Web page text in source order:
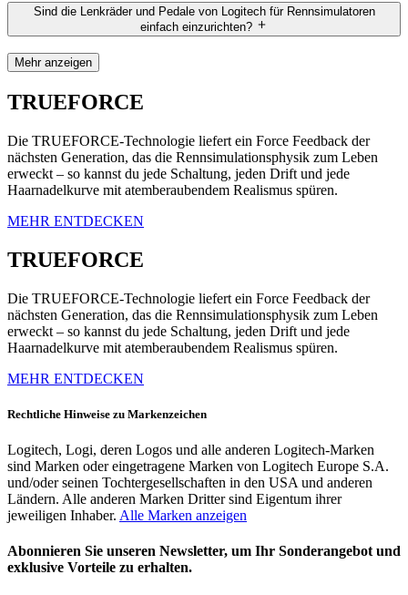
Sind die Lenkräder und Pedale von Logitech für Rennsimulatoren
einfach einzurichten?
Mehr anzeigen
TRUEFORCE
Die TRUEFORCE-Technologie liefert ein Force Feedback der
nächsten Generation, das die Rennsimulationsphysik zum Leben
erweckt – so kannst du jede Schaltung, jeden Drift und jede
Haarnadelkurve mit atemberaubendem Realismus spüren.
MEHR ENTDECKEN
TRUEFORCE
Die TRUEFORCE-Technologie liefert ein Force Feedback der
nächsten Generation, das die Rennsimulationsphysik zum Leben
erweckt – so kannst du jede Schaltung, jeden Drift und jede
Haarnadelkurve mit atemberaubendem Realismus spüren.
MEHR ENTDECKEN
Rechtliche Hinweise zu Markenzeichen
Logitech, Logi, deren Logos und alle anderen Logitech-Marken
sind Marken oder eingetragene Marken von Logitech Europe S.A.
und/oder seinen Tochtergesellschaften in den USA und anderen
Ländern. Alle anderen Marken Dritter sind Eigentum ihrer
jeweiligen Inhaber. Alle Marken anzeigen
Abonnieren Sie unseren Newsletter, um Ihr Sonderangebot und
exklusive Vorteile zu erhalten.